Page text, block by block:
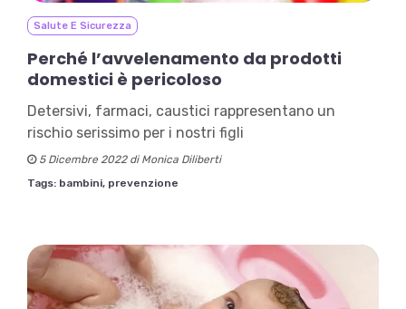
Salute E Sicurezza
Perché l’avvelenamento da prodotti
domestici è pericoloso
Detersivi, farmaci, caustici rappresentano un
rischio serissimo per i nostri figli
5 Dicembre 2022 di Monica Diliberti
Tags: bambini, prevenzione